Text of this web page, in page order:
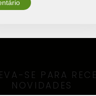
SE PARA
NOVIDADES